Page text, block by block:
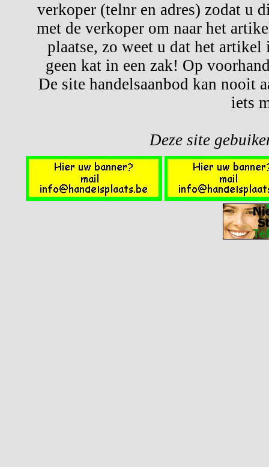
verkoper (telnr en adres) zodat u
met de verkoper om naar het
plaatse, zo weet u dat het artikel
geen kat in een zak! Op
De site handelsaanbod kan nooit
iets
Deze site